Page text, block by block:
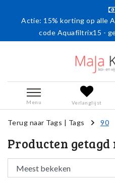
Actie: 15% korting op alle
code Aquafiltrix15 -
Menu Verlanglijst
Terug naar Tags | Tags 90
Producten getagd